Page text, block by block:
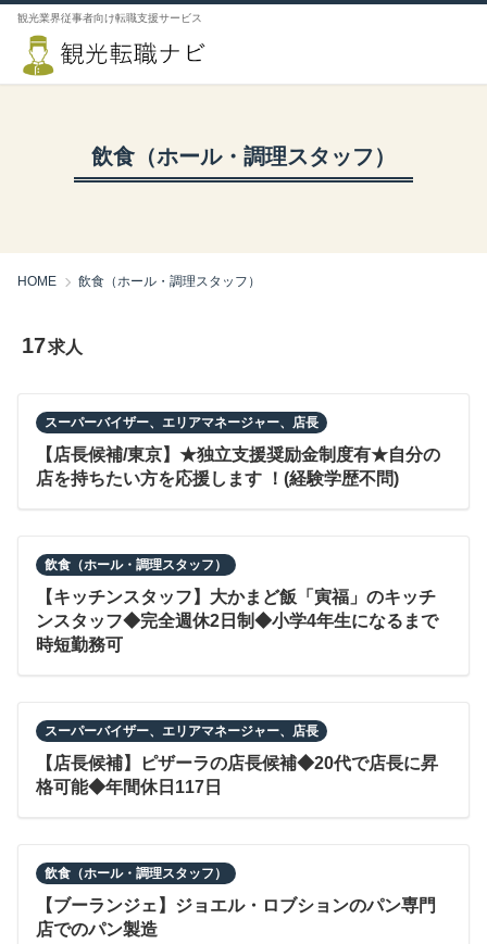
観光業界従事者向け転職支援サービス
飲食（ホール・調理スタッフ）
HOME 飲食（ホール・調理スタッフ）
17求人
スーパーバイザー、エリアマネージャー、店長
【店長候補/東京】★独立支援奨励金制度有★自分の
店を持ちたい方を応援します ！(経験学歴不問)
飲食（ホール・調理スタッフ）
【キッチンスタッフ】大かまど飯「寅福」のキッチ
ンスタッフ◆完全週休2日制◆小学4年生になるまで
時短勤務可
スーパーバイザー、エリアマネージャー、店長
【店長候補】ピザーラの店長候補◆20代で店長に昇
格可能◆年間休日117日
飲食（ホール・調理スタッフ）
【ブーランジェ】ジョエル・ロブションのパン専門
店でのパン製造